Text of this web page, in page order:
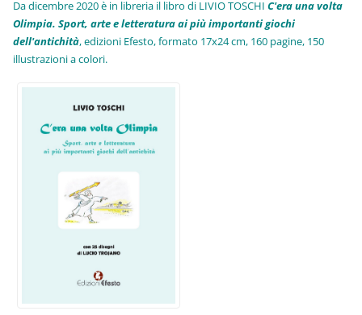
Da dicembre 2020 è in libreria il libro di LIVIO TOSCHIC'era una volta
Olimpia. Sport, arte e letteratura ai più importanti giochi
dell'antichità,edizioni Efesto, formato 17x24 cm, 160 pagine, 150
illustrazioni a colori.